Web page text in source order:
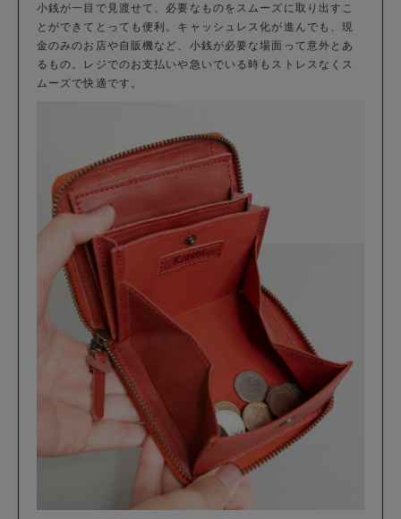
小銭が一目で見渡せて、必要なものをスムーズに取り出すこ
とができてとっても便利。キャッシュレス化が進んでも、現
金のみのお店や自販機など、小銭が必要な場面って意外とあ
るもの。レジでのお支払いや急いでいる時もストレスなくス
ムーズで快適です。